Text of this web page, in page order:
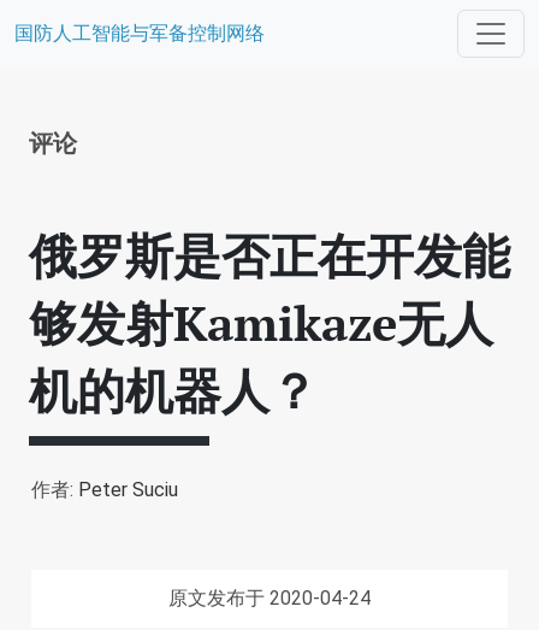
国防人工智能与军备控制网络
评论
俄罗斯是否正在开发能
够发射Kamikaze无人
机的机器人？
作者: Peter Suciu
原文发布于 2020-04-24